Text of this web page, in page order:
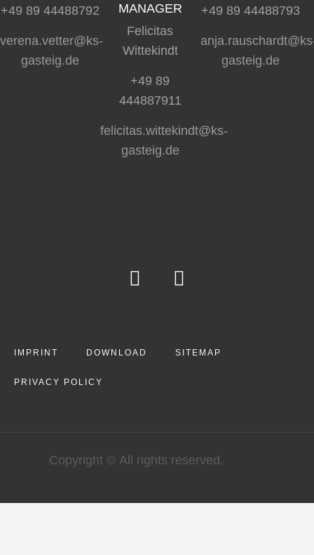
+49 89 44488792
verena.vetter@ks-
gasteig.de
MANAGER
Felicitas
Wittekindt
+49 89
444887911
felicitas.wittekindt@ks-
gasteig.de
+49 89 44488793
gasteig.de
IMPRINT DOWNLOAD SITEMAP
PRIVACY POLICY
Copyright © All rights reserved.